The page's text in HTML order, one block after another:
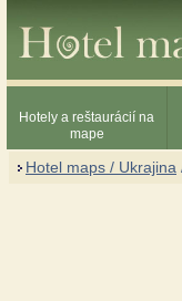
Hotely a reštaurácií na
mape
Hotel maps / Ukrajina